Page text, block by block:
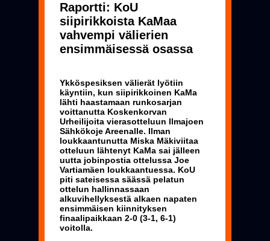
Pelissä mukana
Jäseneksi - Hanki oma KaMa-korttisi!
Raportti: KoU
siipirikkoista KaMaa
vahvempi välierien
ensimmäisessä osassa
Ykköspesiksen välierät lyötiin
käyntiin, kun siipirikkoinen KaMa
lähti haastamaan runkosarjan
voittanutta Koskenkorvan
Urheilijoita vierasotteluun Ilmajoen
Sähkökoje Areenalle. Ilman
loukkaantunutta Miska Mäkiviitaa
otteluun lähtenyt KaMa sai jälleen
uutta jobinpostia ottelussa Joe
Vartiamäen loukkaantuessa. KoU
piti sateisessa säässä pelatun
ottelun hallinnassaan
alkuvihellyksestä alkaen napaten
ensimmäisen kiinnityksen
finaalipaikkaan 2-0 (3-1, 6-1)
voitolla.